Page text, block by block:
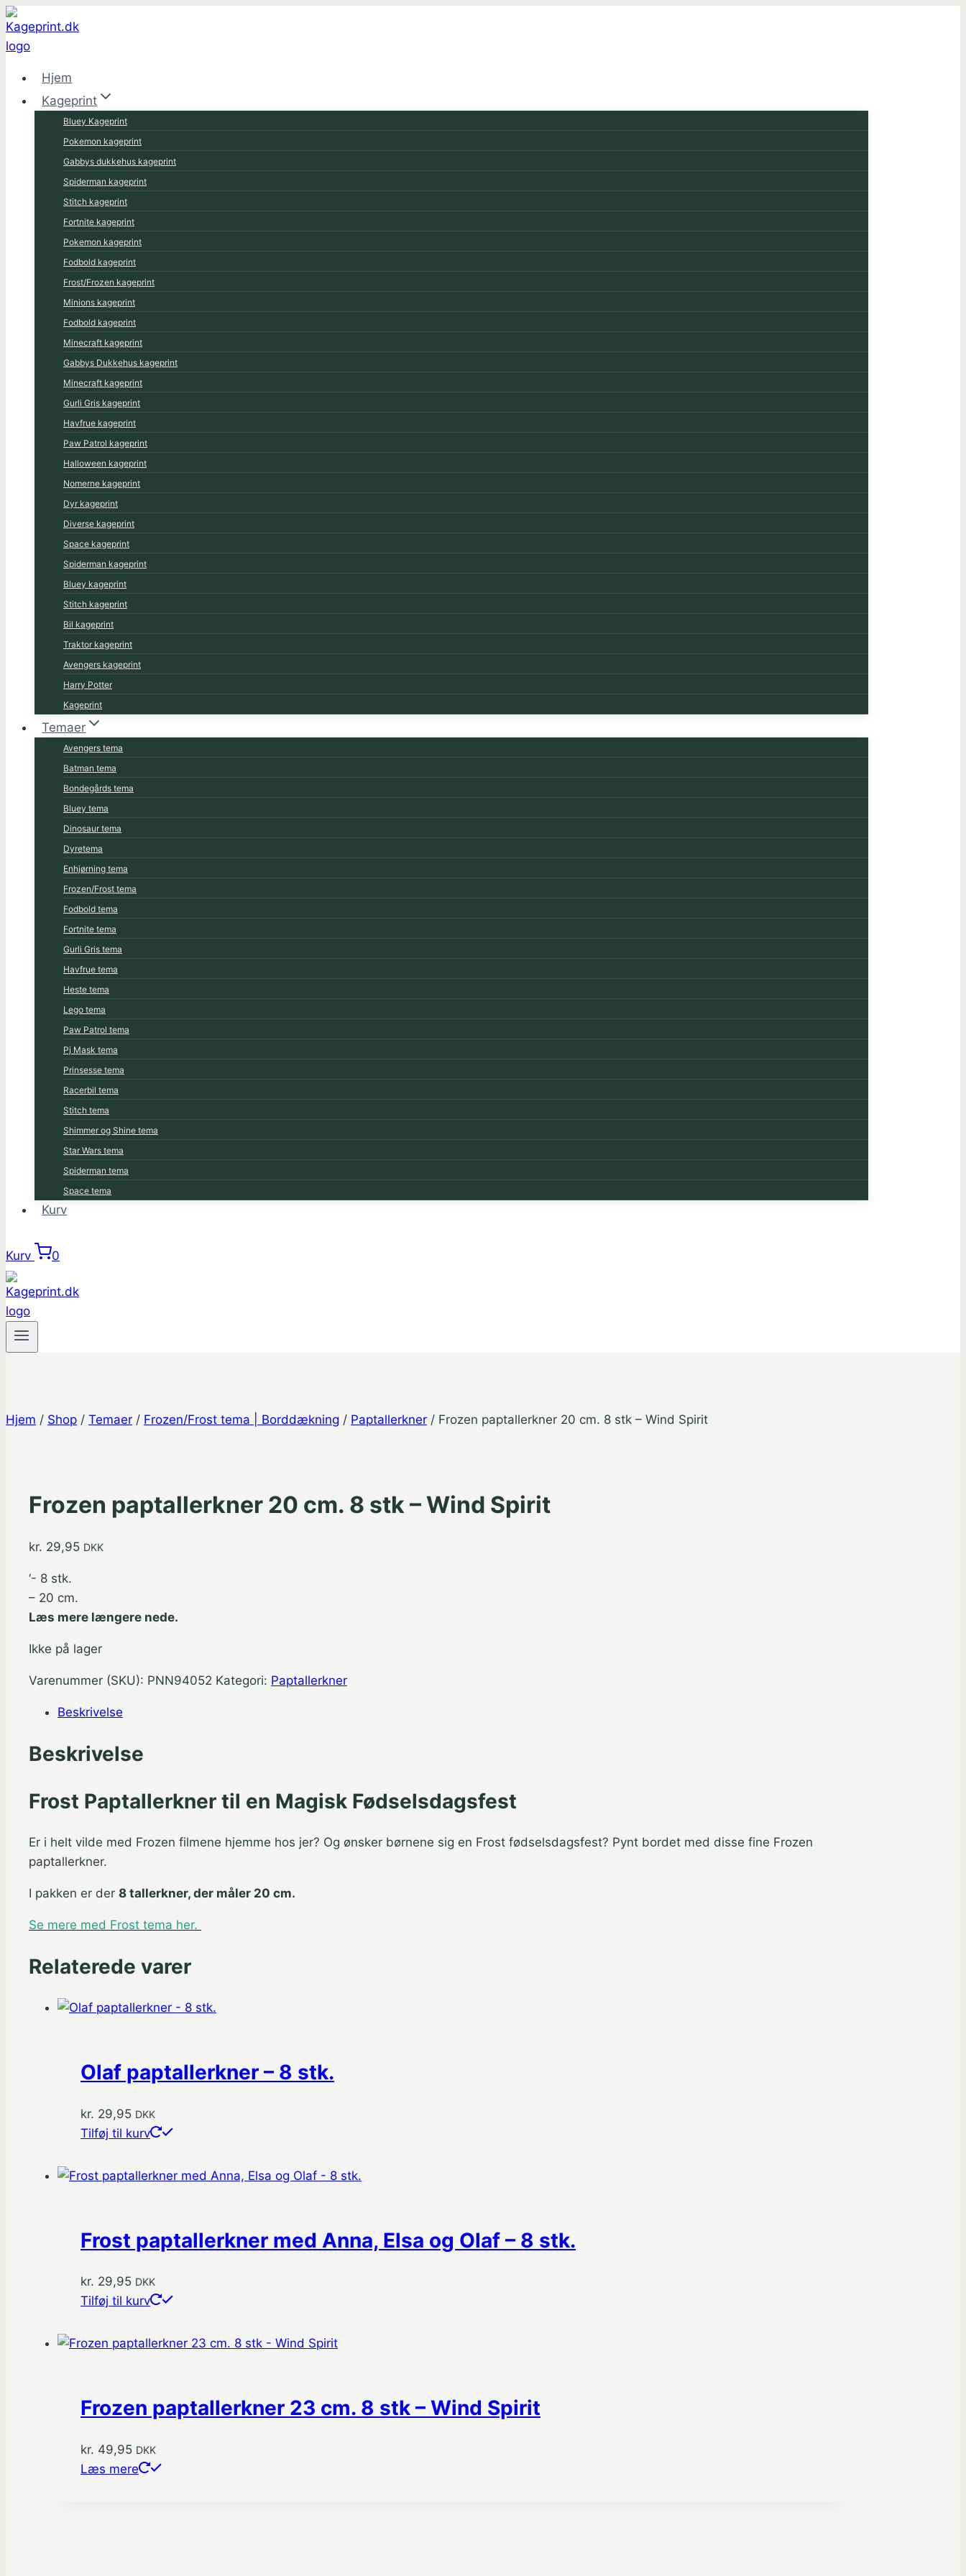
Fortsæt
til
indhold
Hjem
Kageprint
Bluey Kageprint
Pokemon kageprint
Gabbys dukkehus kageprint
Spiderman kageprint
Stitch kageprint
Fortnite kageprint
Pokemon kageprint
Fodbold kageprint
Frost/Frozen kageprint
Minions kageprint
Fodbold kageprint
Minecraft kageprint
Gabbys Dukkehus kageprint
Minecraft kageprint
Gurli Gris kageprint
Havfrue kageprint
Paw Patrol kageprint
Halloween kageprint
Nomerne kageprint
Dyr kageprint
Diverse kageprint
Space kageprint
Spiderman kageprint
Bluey kageprint
Stitch kageprint
Bil kageprint
Traktor kageprint
Avengers kageprint
Harry Potter
Kageprint
Temaer
Avengers tema
Batman tema
Bondegårds tema
Bluey tema
Dinosaur tema
Dyretema
Enhjørning tema
Frozen/Frost tema
Fodbold tema
Fortnite tema
Gurli Gris tema
Havfrue tema
Heste tema
Lego tema
Paw Patrol tema
Pj Mask tema
Prinsesse tema
Racerbil tema
Stitch tema
Shimmer og Shine tema
Star Wars tema
Spiderman tema
Space tema
Kurv
Kurv 0
Hjem / Shop / Temaer / Frozen/Frost tema | Borddækning / Paptallerkner / Frozen paptallerkner 20 cm. 8 stk – Wind Spirit
Frozen paptallerkner 20 cm. 8 stk – Wind Spirit
kr. 29,95 DKK
‘- 8 stk.
– 20 cm.
Læs mere længere nede.
Ikke på lager
Varenummer (SKU): PNN94052 Kategori: Paptallerkner
Beskrivelse
Beskrivelse
Frost Paptallerkner til en Magisk Fødselsdagsfest
Er i helt vilde med Frozen filmene hjemme hos jer? Og ønsker børnene sig en Frost fødselsdagsfest? Pynt bordet med disse fine Frozen
paptallerkner.
I pakken er der 8 tallerkner, der måler 20 cm.
Se mere med Frost tema her.
Relaterede varer
Olaf paptallerkner – 8 stk.
kr. 29,95 DKK
Tilføj til kurv
Frost paptallerkner med Anna, Elsa og Olaf – 8 stk.
kr. 29,95 DKK
Tilføj til kurv
Frozen paptallerkner 23 cm. 8 stk – Wind Spirit
kr. 49,95 DKK
Læs mere